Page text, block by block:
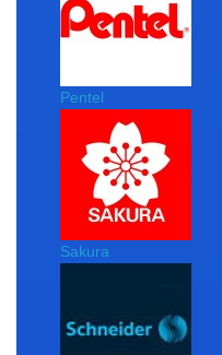
Pentel
Sakura